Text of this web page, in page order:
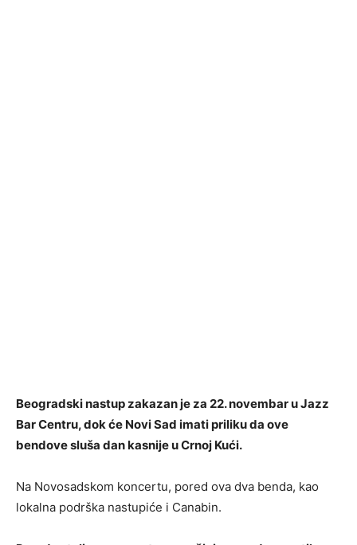
Beogradski nastup zakazan je za 22. novembar u Jazz
Bar Centru, dok će Novi Sad imati priliku da ove
bendove sluša dan kasnije u Crnoj Kući.
Na Novosadskom koncertu, pored ova dva benda, kao
lokalna podrška nastupiće i Canabin.